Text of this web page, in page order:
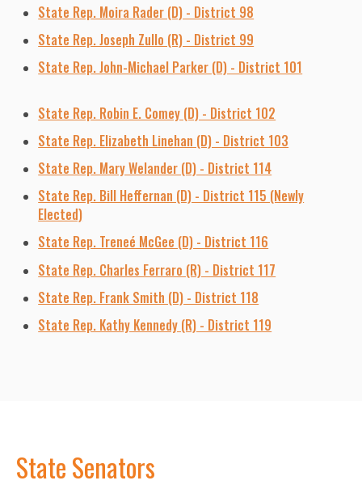
State Rep. Moira Rader (D) - District 98
State Rep. Joseph Zullo (R) - District 99
State Rep. John-Michael Parker (D) - District 101
State Rep. Robin E. Comey (D) - District 102
State Rep. Elizabeth Linehan (D) - District 103
State Rep. Mary Welander (D) - District 114
State Rep. Bill Heffernan (D) - District 115 (Newly
Elected)
State Rep. Treneé McGee (D) - District 116
State Rep. Charles Ferraro (R) - District 117
State Rep. Frank Smith (D) - District 118
State Rep. Kathy Kennedy (R) - District 119
State Senators